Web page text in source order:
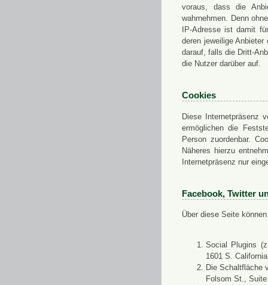
voraus, dass die
wahrnehmen. Denn
IP-Adresse ist damit
deren jeweilige
darauf, falls die Dritt-
die Nutzer darüber auf.
Cookies
Diese Internetpräsenz
ermöglichen die
Person zuordenbar.
Näheres hierzu
Internetpräsenz nur
Facebook, Twitter
Über diese Seite
Social Plugins
1601 S.
Die Schaltfläche
Folsom St.,